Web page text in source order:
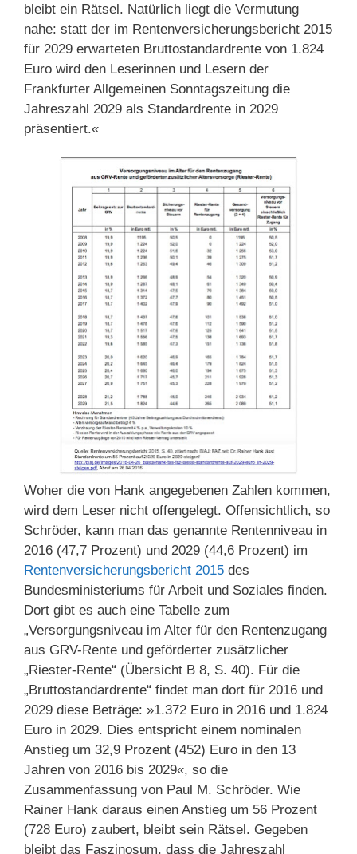
bleibt ein Rätsel. Natürlich liegt die Vermutung
nahe: statt der im Rentenversicherungsbericht 2015
für 2029 erwarteten Bruttostandardrente von 1.824
Euro wird den Leserinnen und Lesern der
Frankfurter Allgemeinen Sonntagszeitung die
Jahreszahl 2029 als Standardrente in 2029
präsentiert.«
Woher die von Hank angegebenen Zahlen kommen,
wird dem Leser nicht offengelegt. Offensichtlich, so
Schröder, kann man das genannte Rentenniveau in
2016 (47,7 Prozent) und 2029 (44,6 Prozent) im
Rentenversicherungsbericht 2015 des
Bundesministeriums für Arbeit und Soziales finden.
Dort gibt es auch eine Tabelle zum
„Versorgungsniveau im Alter für den Rentenzugang
aus GRV-Rente und geförderter zusätzlicher
„Riester-Rente“ (Übersicht B 8, S. 40). Für die
„Bruttostandardrente“ findet man dort für 2016 und
2029 diese Beträge: »1.372 Euro in 2016 und 1.824
Euro in 2029. Dies entspricht einem nominalen
Anstieg um 32,9 Prozent (452) Euro in den 13
Jahren von 2016 bis 2029«, so die
Zusammenfassung von Paul M. Schröder. Wie
Rainer Hank daraus einen Anstieg um 56 Prozent
(728 Euro) zaubert, bleibt sein Rätsel. Gegeben
bleibt das Faszinosum, dass die Jahreszahl